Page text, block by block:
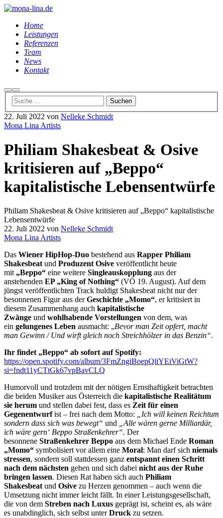
Home
Leistungen
Referenzen
Team
News
Kontakt
Suchen
Hauptmenü
22. Juli 2022 von Nelleke Schmidt
Mona Lina Artists
Philiam Shakesbeat & Osive
kritisieren auf „Beppo“
kapitalistische Lebensentwürfe
Philiam Shakesbeat & Osive kritisieren auf „Beppo“ kapitalistische
Lebensentwürfe
22. Juli 2022 von Nelleke Schmidt
Mona Lina Artists
Das Wiener HipHop-Duo bestehend aus Rapper Philiam
Shakesbeatund Produzent Osive veröffentlicht heute
mit „Beppo“ eine weitere Singleauskopplung aus der
anstehenden EP „King of Nothing“ (VÖ 19. August). Auf dem
jüngst veröffentlichten Track huldigt Shakesbeat nicht nur der
besonnenen Figur aus derGeschichte „Momo“, er kritisiert in
diesem Zusammenhang auch kapitalistische
Zwänge und wohlhabende Vorstellungen von dem, was
ein gelungenes Leben ausmacht: „Bevor man Zeit opfert, macht
man Gewinn / Und wirft gleich noch Streichhölzer in das Benzin“.
Ihr findet „Beppo“ ab sofort auf Spotify:
https://open.spotify.com/album/3FmZngiBoepQliYEiViGtW?
si=fndt11yCTtGk67vpBavCLQ
Humorvoll und trotzdem mit der nötigen Ernsthaftigkeit betrachten
die beiden Musiker aus Österreich die kapitalistische Realitätum
sie herum und stellen dabei fest, dass es Zeit für einen
Gegenentwurfist – frei nach dem Motto: „Ich will keinen Reichtum
sondern dass sich was bewegt“ und „Alle wären gerne Milliardär,
ich wäre gern‘ Beppo Straßenkehrer“. Der
besonnene Straßenkehrer Beppo aus dem Michael Ende Roman
„Momo“ symbolisiert vor allem eine Moral: Man darf sich niemals
stressen, sondern soll stattdessen ganz entspannt einen Schritt
nach dem nächsten gehen und sich dabei nicht aus der Ruhe
bringen lassen. Diesen Rat haben sich auch Philiam
Shakesbeatund Osive zu Herzen genommen – auch wenn die
Umsetzung nicht immer leicht fällt. In einer Leistungsgesellschaft,
die von dem Streben nach Luxus geprägt ist, scheint es, als wäre
es unabdinglich, sich selbst unterDruck zu setzen.